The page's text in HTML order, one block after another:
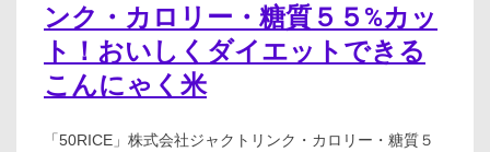
ンク・カロリー・糖質５５%カッ
ト！おいしくダイエットできる
こんにゃく米
「50RICE」株式会社ジャクトリンク・カロリー・糖質５